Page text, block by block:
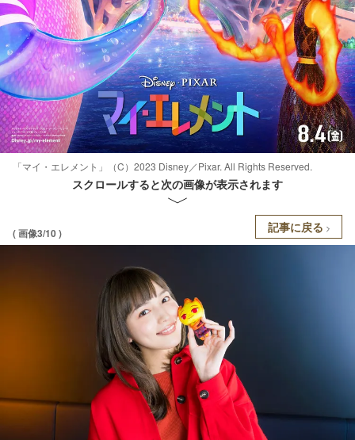
「マイ・エレメント」（C）2023 Disney／Pixar. All Rights Reserved.
スクロールすると次の画像が表示されます
( 画像3/10 ) 記事に戻る